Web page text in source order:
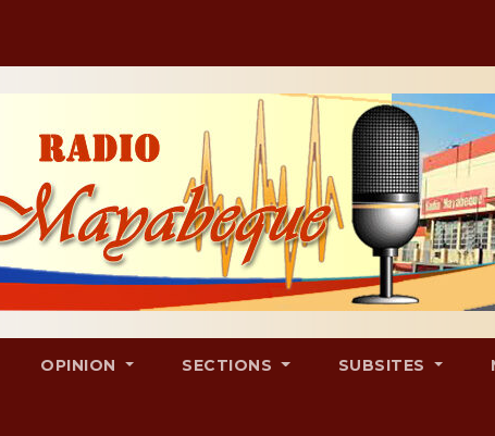
OPINION SECTIONS SUBSITES